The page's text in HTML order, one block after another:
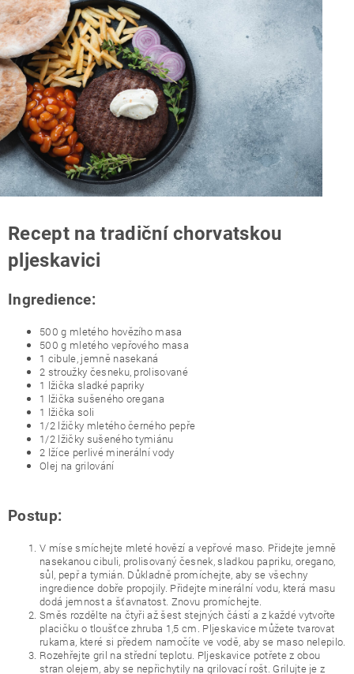
Recept na tradiční chorvatskou
pljeskavici
Ingredience:
500 g mletého hovězího masa
500 g mletého vepřového masa
1 cibule, jemně nasekaná
2 stroužky česneku, prolisované
1 lžička sladké papriky
1 lžička sušeného oregana
1 lžička soli
1/2 lžičky mletého černého pepře
1/2 lžičky sušeného tymiánu
2 lžíce perlivé minerální vody
Olej na grilování
Postup:
V míse smíchejte mleté hovězí a vepřové maso. Přidejte jemně
nasekanou cibuli, prolisovaný česnek, sladkou papriku, oregano,
sůl, pepř a tymián. Důkladně promíchejte, aby se všechny
ingredience dobře propojily. Přidejte minerální vodu, která masu
dodá jemnost a šťavnatost. Znovu promíchejte.
Směs rozdělte na čtyři až šest stejných částí a z každé vytvořte
placičku o tloušťce zhruba 1,5 cm. Pljeskavice můžete tvarovat
rukama, které si předem namočíte ve vodě, aby se maso nelepilo.
Rozehřejte gril na střední teplotu. Pljeskavice potřete z obou
stran olejem, aby se nepřichytily na grilovací rošt. Grilujte je z